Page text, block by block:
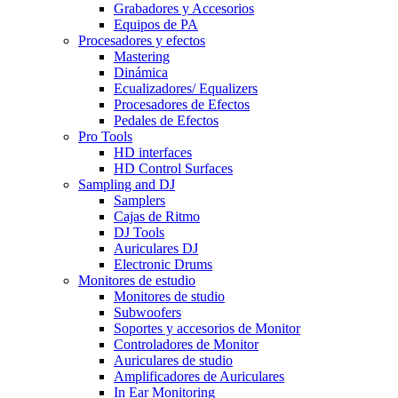
Grabadores y Accesorios
Equipos de PA
Procesadores y efectos
Mastering
Dinámica
Ecualizadores/ Equalizers
Procesadores de Efectos
Pedales de Efectos
Pro Tools
HD interfaces
HD Control Surfaces
Sampling and DJ
Samplers
Cajas de Ritmo
DJ Tools
Auriculares DJ
Electronic Drums
Monitores de estudio
Monitores de studio
Subwoofers
Soportes y accesorios de Monitor
Controladores de Monitor
Auriculares de studio
Amplificadores de Auriculares
In Ear Monitoring